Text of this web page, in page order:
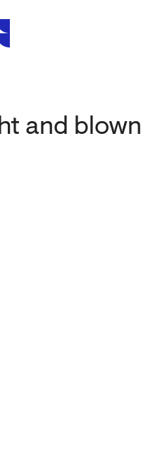
la Gravure et de
and